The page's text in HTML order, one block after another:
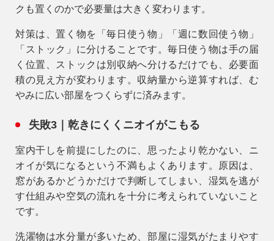
クも置くのかで必要量は大きく変わります。
対策は、置く物を「毎日使う物」「週に数回使う物」
「ストック」に分けること です。毎日使う物は手の届
く位置、ストックは別収納へ分けるだけでも、必要面
積の見え方が変わります。収納量から逆算すれば、む
やみに広い部屋をつくらずに済みます。
失敗3｜乾きにくくニオイがこもる
室内干しを前提にしたのに、思ったより乾かない、ニ
オイが気になるという不満もよくあります。原因は、
窓があるかどうかだけで判断してしまい、湿気を逃が
す仕組みや空気の流れを十分に考えられていないこと
です。
洗濯物は水分量が多いため、部屋に湿気がたまりやす